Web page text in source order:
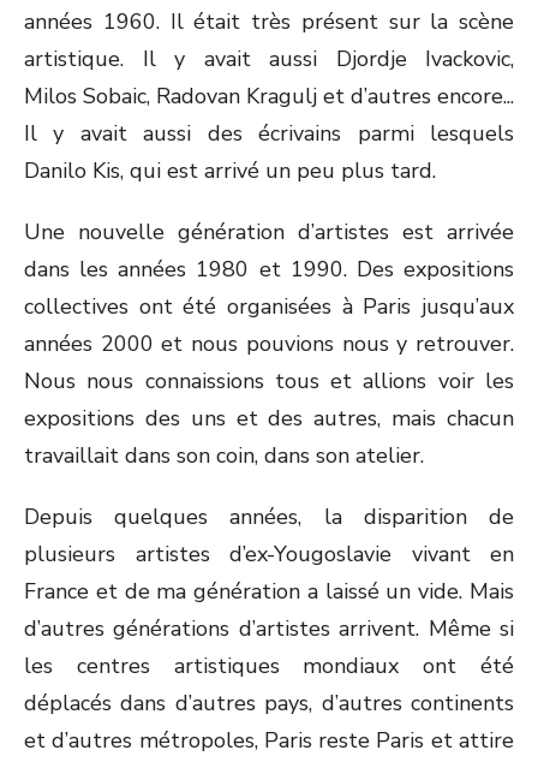
années 1960. Il était très présent sur la scène
artistique. Il y avait aussi Djordje Ivackovic,
Milos Sobaic, Radovan Kragulj et d’autres encore...
Il y avait aussi des écrivains parmi lesquels
Danilo Kis, qui est arrivé un peu plus tard.
Une nouvelle génération d’artistes est arrivée
dans les années 1980 et 1990. Des expositions
collectives ont été organisées à Paris jusqu’aux
années 2000 et nous pouvions nous y retrouver.
Nous nous connaissions tous et allions voir les
expositions des uns et des autres, mais chacun
travaillait dans son coin, dans son atelier.
Depuis quelques années, la disparition de
plusieurs artistes d’ex-Yougoslavie vivant en
France et de ma génération a laissé un vide. Mais
d’autres générations d’artistes arrivent. Même si
les centres artistiques mondiaux ont été
déplacés dans d’autres pays, d’autres continents
et d’autres métropoles, Paris reste Paris et attire